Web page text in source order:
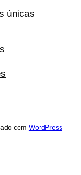
únicas
com WordPress